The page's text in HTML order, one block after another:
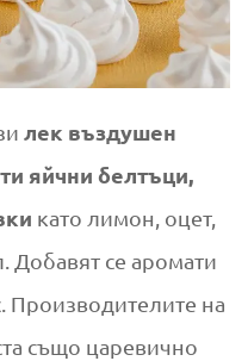
лек въздушен
яйчни белтъци,
като лимон, оцет,
Добавят се аромати
Производителите на
също царевично